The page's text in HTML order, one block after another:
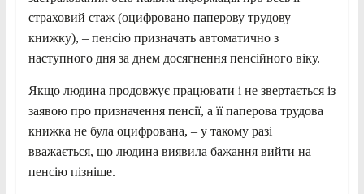
страховий стаж (оцифровано паперову трудову
книжку), – пенсію призначать автоматично з
наступного дня за днем досягнення пенсійного віку.
Якщо людина продовжує працювати і не звертається із
заявою про призначення пенсії, а її паперова трудова
книжка не була оцифрована, – у такому разі
вважається, що людина виявила бажання вийти на
пенсію пізніше.